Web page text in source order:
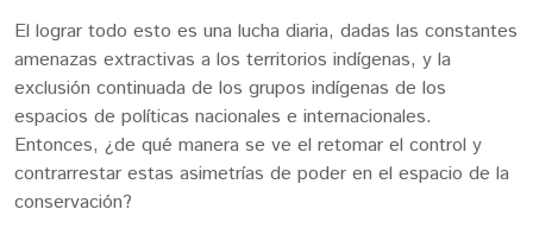
El lograr todo esto es una lucha diaria, dadas las constantes
amenazas extractivas a los territorios indígenas, y la
exclusión continuada de los grupos indígenas de los
espacios de políticas nacionales e internacionales.
Entonces, ¿de qué manera se ve el retomar el control y
contrarrestar estas asimetrías de poder en el espacio de la
conservación?